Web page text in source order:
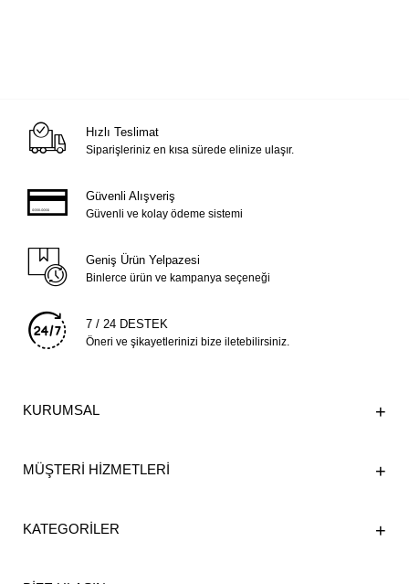
Hızlı Teslimat
Siparişleriniz en kısa sürede elinize ulaşır.
Güvenli Alışveriş
Güvenli ve kolay ödeme sistemi
Geniş Ürün Yelpazesi
Binlerce ürün ve kampanya seçeneği
7 / 24 DESTEK
Öneri ve şikayetlerinizi bize iletebilirsiniz.
KURUMSAL
MÜŞTERİ HİZMETLERİ
KATEGORİLER